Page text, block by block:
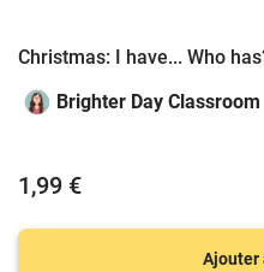
Christmas: I have... Who
Brighter Day Classroom
1,99 €
Ajouter